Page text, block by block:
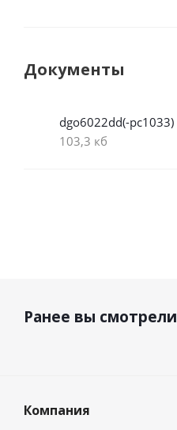
Документы
dgo6022dd(-pc1033)
103,3 кб
Ранее вы смотрели
Компания